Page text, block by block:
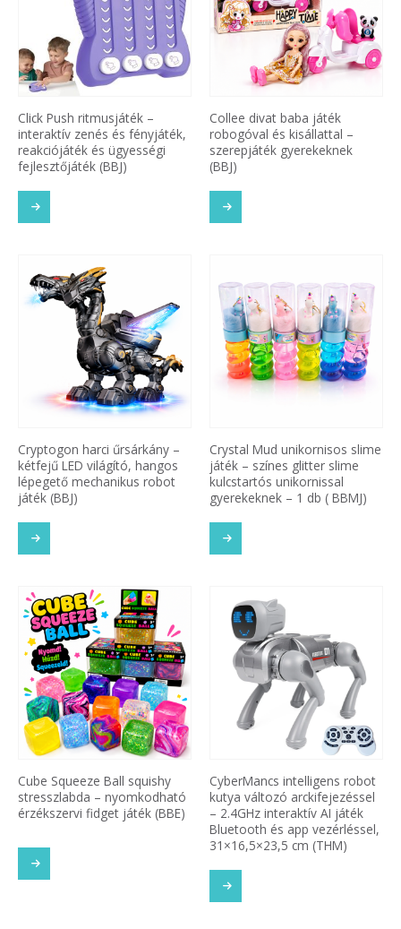
Click Push ritmusjáték –
interaktív zenés és fényjáték,
reakciójáték és ügyességi
fejlesztőjáték (BBJ)
Collee divat baba játék
robogóval és kisállattal –
szerepjáték gyerekeknek
(BBJ)
Cryptogon harci űrsárkány –
kétfejű LED világító, hangos
lépegető mechanikus robot
játék (BBJ)
Crystal Mud unikornisos slime
játék – színes glitter slime
kulcstartós unikornissal
gyerekeknek – 1 db ( BBMJ)
Cube Squeeze Ball squishy
stresszlabda – nyomkodható
érzékszervi fidget játék (BBE)
CyberMancs intelligens robot
kutya változó arckifejezéssel
– 2.4GHz interaktív AI játék
Bluetooth és app vezérléssel,
31×16,5×23,5 cm (THM)